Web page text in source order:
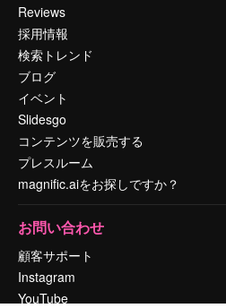
Reviews
採用情報
検索トレンド
ブログ
イベント
Slidesgo
コンテンツを販売する
プレスルーム
magnific.aiをお探しですか？
お問い合わせ
顧客サポート
Instagram
YouTube